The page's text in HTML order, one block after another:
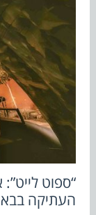
“ספוט
העתיקה